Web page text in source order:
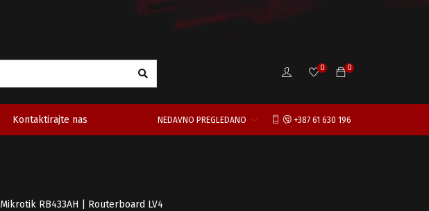
0
0
Kontaktirajte nas +387 61 630 196
NEDAVNO PREGLEDANO
Mikrotik RB433AH | Routerboard LV4